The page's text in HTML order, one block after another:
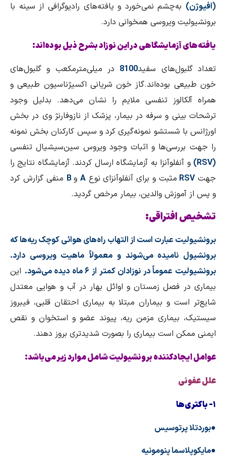
(افیوژن) به‌چشم نمی‌خورد و یافته‌های رادیوگرافی از سینه با
برونشیولیت ویروسی همخوانی دارد.
یافته‌های آزمایشگاهی در این نوزاد بشرح ذیل بوده‌اند:
تعداد گلبول‌های سفید8100 در میلی‌مترمکعب و گلبول‌های
خون طبیعی بوده‌اند.گاز خون شریانی اکسیژناسیون طبیعی و
همراه آلکالوز تنفسی ملایم را نشان می‌دهد. بدلیل وجود
ترشحات بینی و سرفه در بیمار، پزشک از نازوفارنژ وی در بخش
اورژانس با شستشو نمونه‌گیری کرد و سپس کارکنان بخش نمونه
را جهت بررسی‌ها و اثبات وجود ویروس سین‌سیشیال تنفسی
(
RSV
) و آنفلوآنزا به آزمایشگاه ارسال کردند. آزمایشگاه نتایج را
جهتRSV مثبت و برای آنفلوآنزای نوعA وB منفی گزارش کرد
و پس از آموزش والدین، بیمار مرخص گردید.
تشخیص افتراقی:
برونشیولیت عبارت است از التهاب راه‌های هوائی کوچک ریه‌ها که
برونشیول نامیده می‌شوند و معمولاً ماهیت ویروسی دارد.
برونشیولیت عموماً در نوزادان کمتر از ۶ ماه دیده می‌شود.
این
بیماری در فصل زمستان و اوائل بهار در آب و هوایی معتدل
شایع‌تر است و بیماران مبتلا به بیماری احتقان قلبی، فیبروز
سیستیک، بیماری مزمن ریه، پیوند عضو و استخوان و نقص
ایمنی ممکن است بیماری را بصورت شدیدتری بروز دهند.
عوامل ایجادکننده برونشیولیت شامل موارد زیر می‌باشد:
علل عفونی
۱- باکتری‌ها
●بوردتلا پرتوسیس
●مایکوپلاسما پنومونیه